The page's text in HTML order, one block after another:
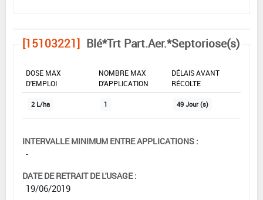
[15103221] Blé*Trt Part.Aer.*Septoriose(s)
DOSE MAX
D'EMPLOI
NOMBRE MAX
D'APPLICATION
DÉLAIS AVANT
RÉCOLTE
2 L/ha 1 49 Jour (s)
INTERVALLE MINIMUM ENTRE APPLICATIONS :
-
DATE DE RETRAIT DE L'USAGE :
19/06/2019